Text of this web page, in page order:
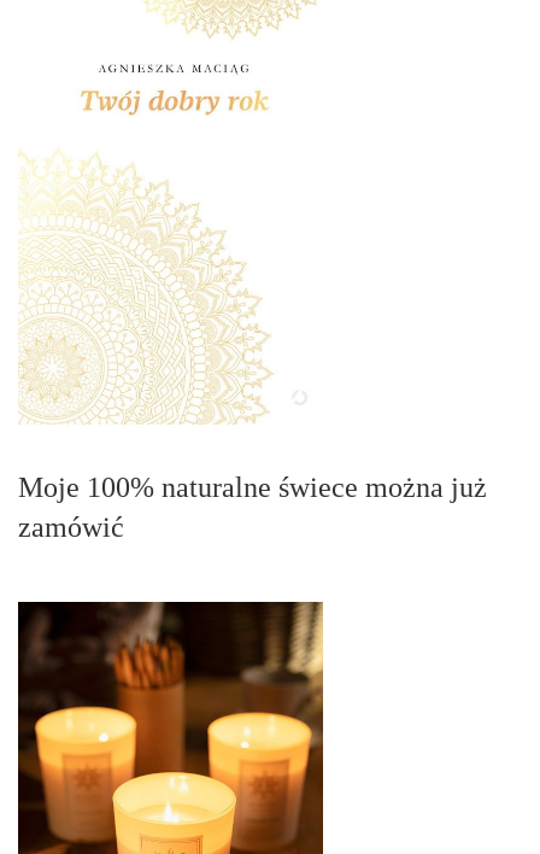
Moje 100% naturalne świece można już
zamówić